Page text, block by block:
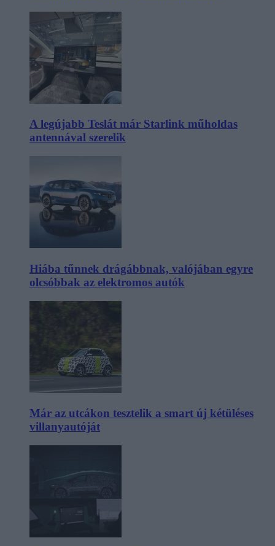
A legújabb Teslát már Starlink műholdas
antennával szerelik
Hiába tűnnek drágábbnak, valójában egyre
olcsóbbak az elektromos autók
Már az utcákon tesztelik a smart új kétüléses
villanyautóját